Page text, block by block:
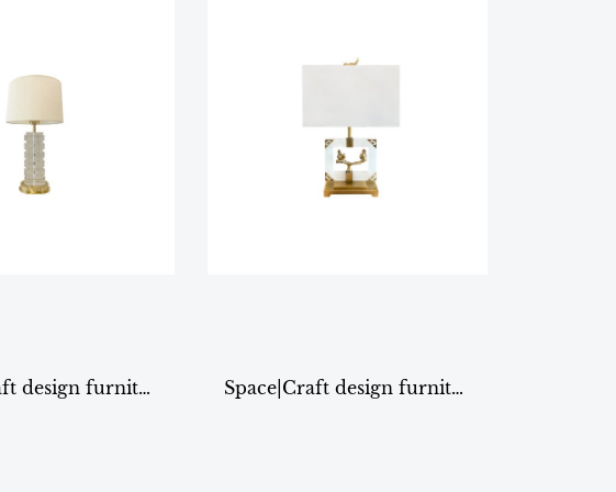
Space|Craft design furniture & living TABLE LAMP รุ่น8232 Space|Craft design furniture & living TABLE LAMP รุ่น8228